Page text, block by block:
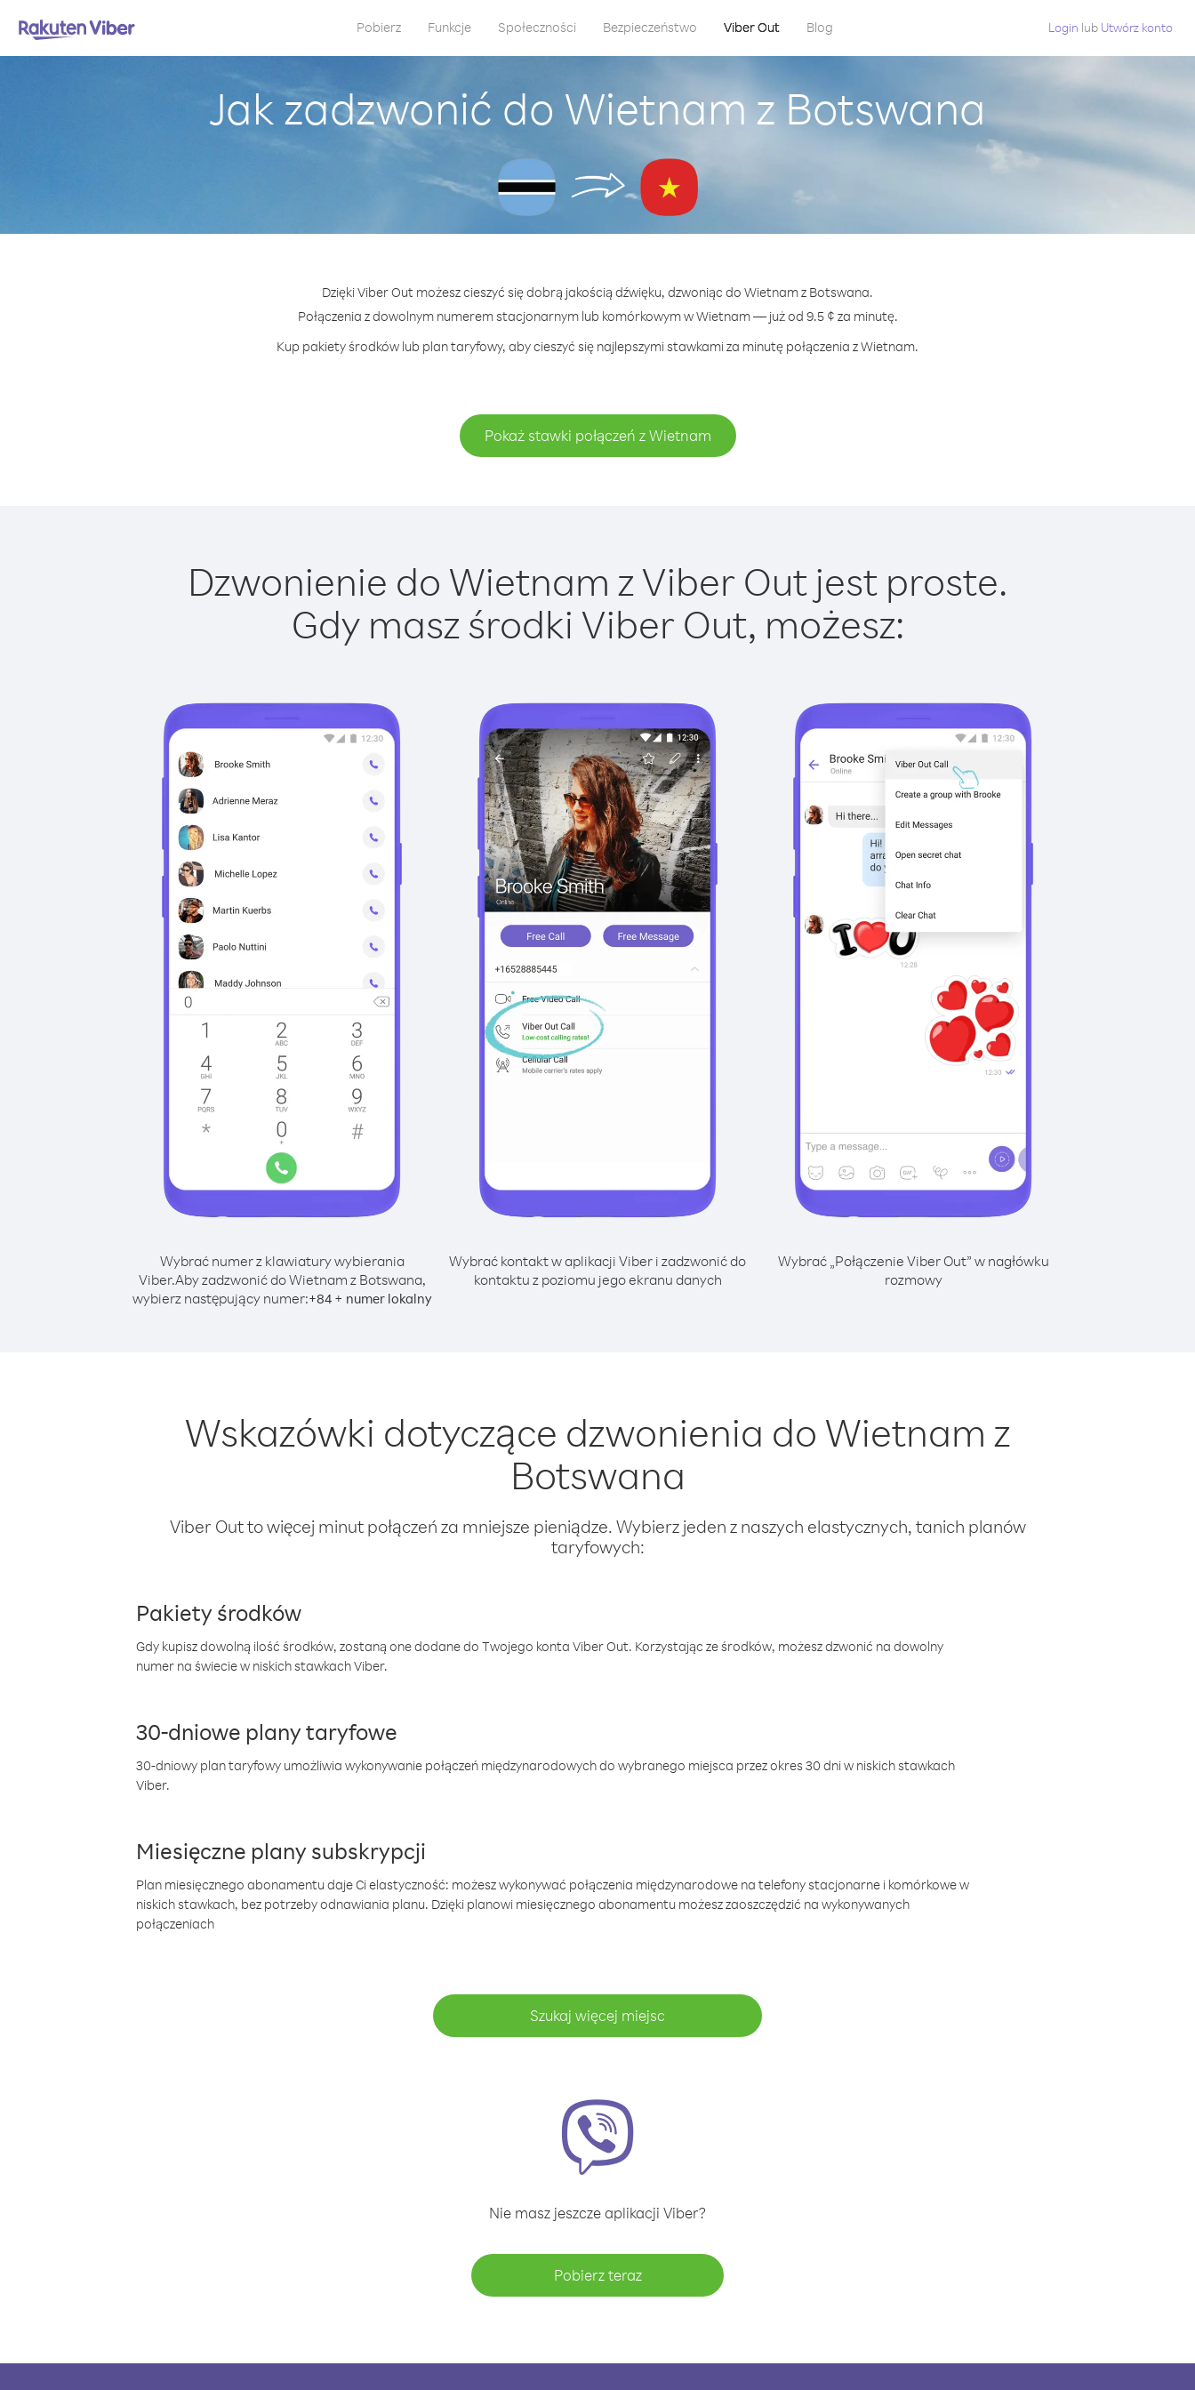
Pobierz Funkcje Społeczności Bezpieczeństwo Viber Out Blog Login lub Utwórz konto
Jak zadzwonić do Wietnam z Botswana
Dzięki Viber Out możesz cieszyć się dobrą jakością dźwięku, dzwoniąc do Wietnam z Botswana.
Połączenia z dowolnym numerem stacjonarnym lub komórkowym w Wietnam — już od 9.5 ¢ za minutę.
Kup pakiety środków lub plan taryfowy, aby cieszyć się najlepszymi stawkami za minutę połączenia z Wietnam.
Pokaż stawki połączeń z Wietnam
Dzwonienie do Wietnam z Viber Out jest proste.
Gdy masz środki Viber Out, możesz:
Wybrać numer z klawiatury wybierania
Viber.Aby zadzwonić do Wietnam z Botswana,
wybierz następujący numer:+84+ numer lokalny
Wybrać kontakt w aplikacji Viber i zadzwonić do
kontaktu z poziomu jego ekranu danych
Wybrać „Połączenie Viber Out” w nagłówku
rozmowy
Wskazówki dotyczące dzwonienia do Wietnam z
Botswana
Viber Out to więcej minut połączeń za mniejsze pieniądze. Wybierz jeden z naszych elastycznych, tanich planów
taryfowych:
Pakiety środków
Gdy kupisz dowolną ilość środków, zostaną one dodane do Twojego konta Viber Out. Korzystając ze środków, możesz dzwonić na dowolny
numer na świecie w niskich stawkach Viber.
30-dniowe plany taryfowe
30-dniowy plan taryfowy umożliwia wykonywanie połączeń międzynarodowych do wybranego miejsca przez okres 30 dni w niskich stawkach
Viber.
Miesięczne plany subskrypcji
Plan miesięcznego abonamentu daje Ci elastyczność: możesz wykonywać połączenia międzynarodowe na telefony stacjonarne i komórkowe w
niskich stawkach, bez potrzeby odnawiania planu. Dzięki planowi miesięcznego abonamentu możesz zaoszczędzić na wykonywanych
połączeniach
Szukaj więcej miejsc
Nie masz jeszcze aplikacji Viber?
Pobierz teraz